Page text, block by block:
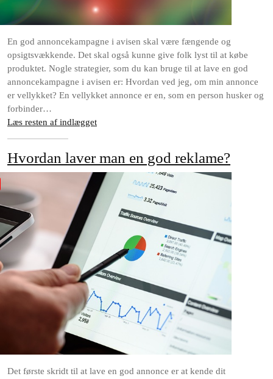
En god annoncekampagne i avisen skal være fængende og
opsigtsvækkende. Det skal også kunne give folk lyst til at købe
produktet. Nogle strategier, som du kan bruge til at lave en god
annoncekampagne i avisen er: Hvordan ved jeg, om min annonce
er vellykket? En vellykket annonce er en, som en person husker og
forbinder…
Læs resten af indlægget
Hvordan laver man en god reklame?
Det første skridt til at lave en god annonce er at kende dit